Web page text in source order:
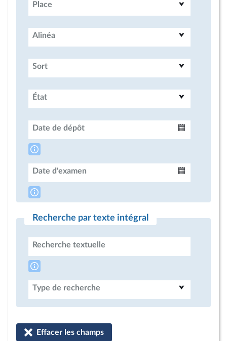
Place
Alinéa
Sort
État
Date de dépôt
Date d'examen
Recherche par texte intégral
Recherche textuelle
Type de recherche
Effacer les champs